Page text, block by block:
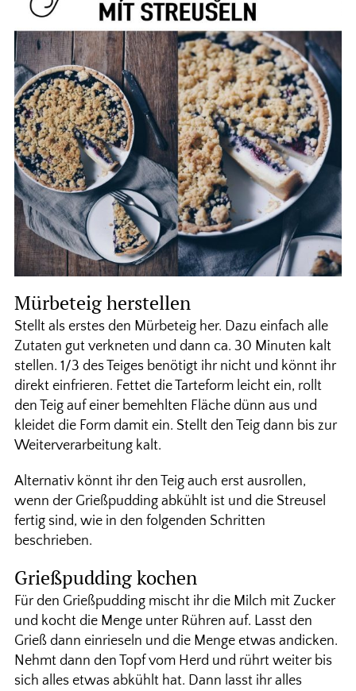
Mürbeteig herstellen
Stellt als erstes den Mürbeteig her. Dazu einfach alle
Zutaten gut verkneten und dann ca. 30 Minuten kalt
stellen. 1/3 des Teiges benötigt ihr nicht und könnt ihr
direkt einfrieren. Fettet die Tarteform leicht ein, rollt
den Teig auf einer bemehlten Fläche dünn aus und
kleidet die Form damit ein. Stellt den Teig dann bis zur
Weiterverarbeitung kalt.
Alternativ könnt ihr den Teig auch erst ausrollen,
wenn der Grießpudding abkühlt ist und die Streusel
fertig sind, wie in den folgenden Schritten
beschrieben.
Grießpudding kochen
Für den Grießpudding mischt ihr die Milch mit Zucker
und kocht die Menge unter Rühren auf. Lasst den
Grieß dann einrieseln und die Menge etwas andicken.
Nehmt dann den Topf vom Herd und rührt weiter bis
sich alles etwas abkühlt hat. Dann lasst ihr alles